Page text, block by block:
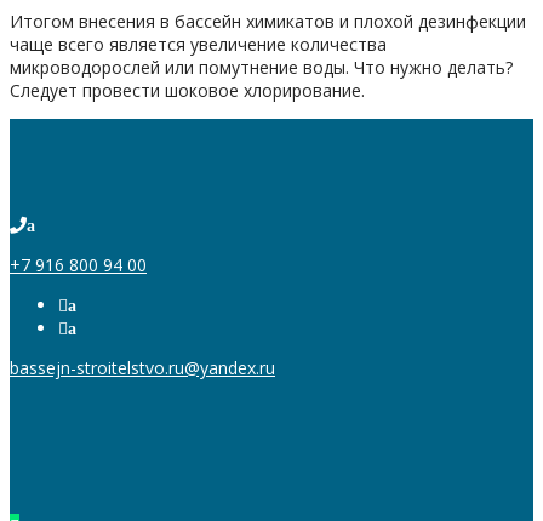
Итогом внесения в бассейн химикатов и плохой дезинфекции
чаще всего является увеличение количества
микроводорослей или помутнение воды. Что нужно делать?
Следует провести шоковое хлорирование.
a
+7 916 800 94 00
a
a
bassejn-stroitelstvo.ru@yandex.ru